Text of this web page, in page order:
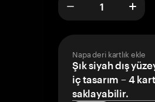
Napa deri kartlık ekle
Şık siyah dış
iç tasarım – 4
saklayabilir.